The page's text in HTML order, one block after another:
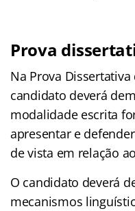
Prova
Na Prova
candidato deverá
modalidade escrita
apresentar e
de vista em relação
O candidato deverá
mecanismos